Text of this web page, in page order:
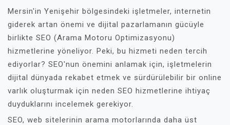
Mersin'in Yenişehir bölgesindeki işletmeler, internetin
giderek artan önemi ve dijital pazarlamanın gücüyle
birlikte SEO (Arama Motoru Optimizasyonu)
hizmetlerine yöneliyor. Peki, bu hizmeti neden tercih
ediyorlar? SEO'nun önemini anlamak için, işletmelerin
dijital dünyada rekabet etmek ve sürdürülebilir bir online
varlık oluşturmak için neden SEO hizmetlerine ihtiyaç
duyduklarını incelemek gerekiyor.
SEO, web sitelerinin arama motorlarında daha üst